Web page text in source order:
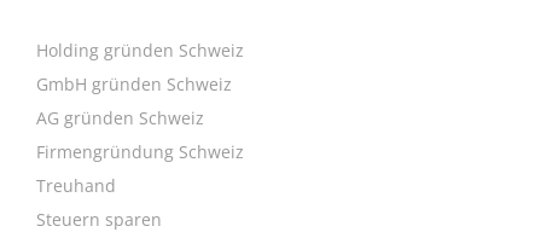
Holding gründen Schweiz
GmbH gründen Schweiz
AG gründen Schweiz
Firmengründung Schweiz
Treuhand
Steuern sparen